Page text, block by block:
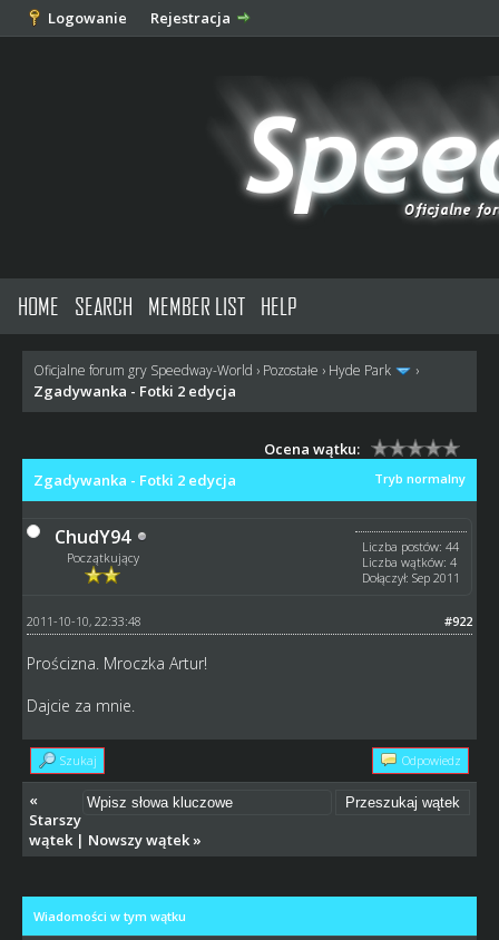
Logowanie Rejestracja
HOME SEARCH MEMBER LIST HELP
Oficjalne forum gry Speedway-World › Pozostałe › Hyde Park ›
Zgadywanka - Fotki 2 edycja
Ocena wątku:
Tryb normalny
Zgadywanka - Fotki 2 edycja
ChudY94
Początkujący
Liczba postów: 44
Liczba wątków: 4
Dołączył: Sep 2011
#922
2011-10-10, 22:33:48
Prościzna. Mroczka Artur!
Dajcie za mnie.
Szukaj Odpowiedz
«
Starszy
wątek| Nowszy wątek»
Wiadomości w tym wątku